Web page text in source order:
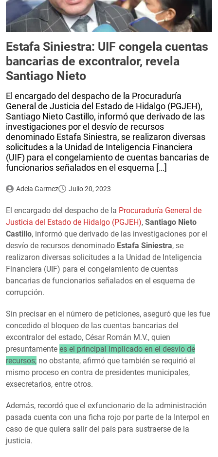
Estafa Siniestra: UIF congela cuentas
bancarias de excontralor, revela
Santiago Nieto
El encargado del despacho de la Procuraduría
General de Justicia del Estado de Hidalgo (PGJEH),
Santiago Nieto Castillo, informó que derivado de las
investigaciones por el desvío de recursos
denominado Estafa Siniestra, se realizaron diversas
solicitudes a la Unidad de Inteligencia Financiera
(UIF) para el congelamiento de cuentas bancarias de
funcionarios señalados en el esquema […]
Adela Garmez Julio 20, 2023
El encargado del despacho de la Procuraduría General de
Justicia del Estado de Hidalgo (PGJEH), Santiago Nieto
Castillo, informó que derivado de las investigaciones por el
desvío de recursos denominado Estafa Siniestra, se
realizaron diversas solicitudes a la Unidad de Inteligencia
Financiera (UIF) para el congelamiento de cuentas
bancarias de funcionarios señalados en el esquema de
corrupción.
Sin precisar en el número de peticiones, aseguró que les fue
concedido el bloqueo de las cuentas bancarias del
excontralor del estado, César Román M.V., quien
presuntamente es el principal implicado en el desvío de
recursos; no obstante, afirmó que también se requirió el
mismo proceso en contra de presidentes municipales,
exsecretarios, entre otros.
Además, recordó que el exfuncionario de la administración
pasada cuenta con una ficha rojo por parte de la Interpol en
caso de que quiera salir del país para sustraerse de la
justicia.